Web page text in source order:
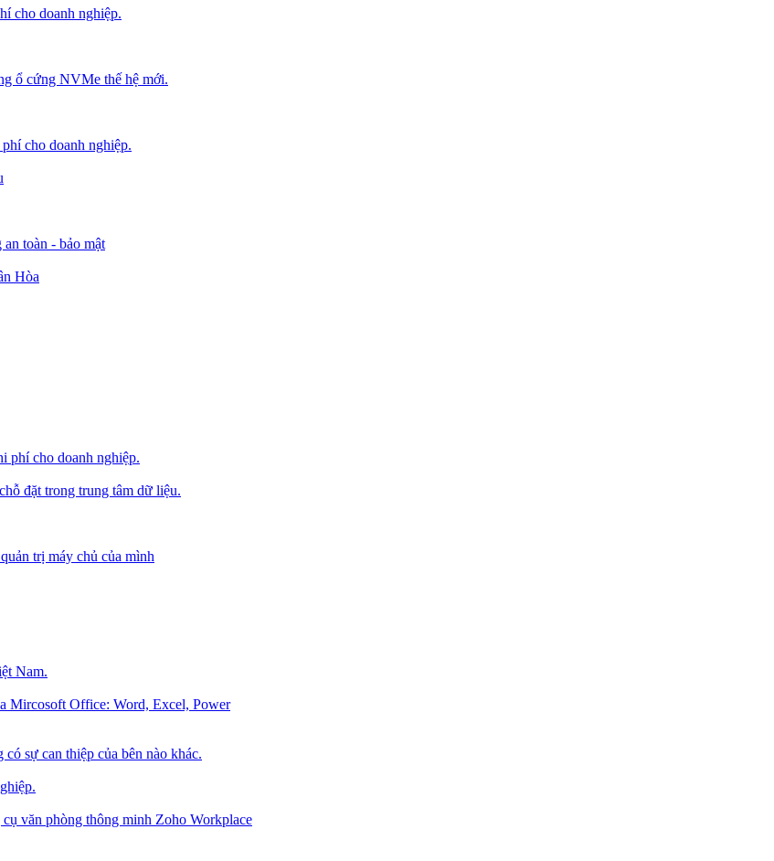
cho doanh nghiệp.
ổ cứng NVMe thế hệ mới.
cho doanh nghiệp.
toàn - bảo mật
Hòa
phí cho doanh nghiệp.
đặt trong trung tâm dữ liệu.
trị máy chủ của mình
Nam.
Mircosoft Office: Word, Excel, Power
sự can thiệp của bên nào khác.
văn phòng thông minh Zoho Workplace